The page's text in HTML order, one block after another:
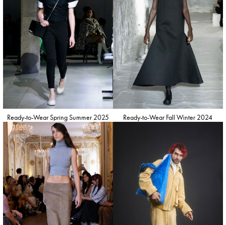
Ready-to-Wear Spring Summer 2025 Ready-to-Wear Fall Winter 2024